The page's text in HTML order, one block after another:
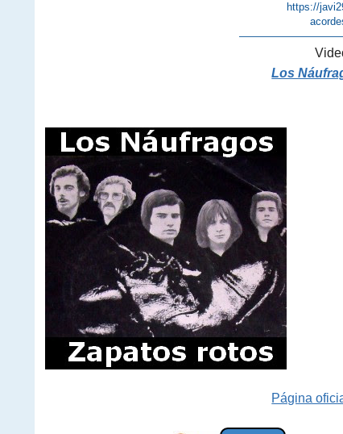
https://
Los
Página